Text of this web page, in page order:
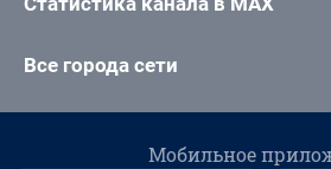
Все города сети
Мобильное